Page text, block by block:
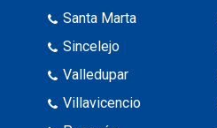
Santa Marta
Sincelejo
Valledupar
Villavicencio